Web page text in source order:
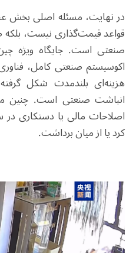
در نهایت، مسئله اصلی بخش
قواعد قیمت‌گذاری نیست،
صنعتی است. جایگاه ویژه
اکوسیستم صنعتی کامل،
هزینه‌ای بلندمدت شکل
انباشت صنعتی است. چنین
اصلاحات مالی یا دستکاری در
کرد یا از میان برداشت.